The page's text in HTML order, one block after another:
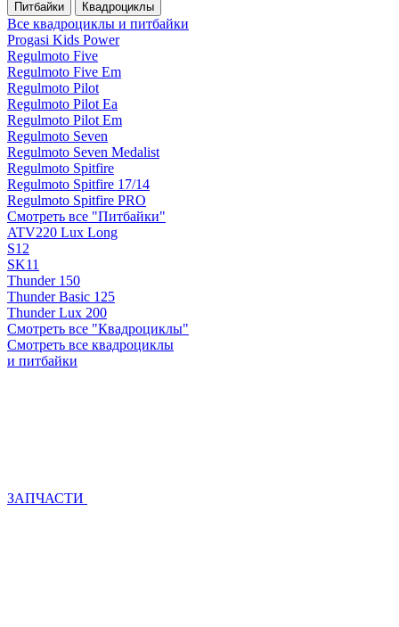
Питбайки Квадроциклы
Все квадроциклы и питбайки
Progasi Kids Power
Regulmoto Five
Regulmoto Five Em
Regulmoto Pilot
Regulmoto Pilot Ea
Regulmoto Pilot Em
Regulmoto Seven
Regulmoto Seven Medalist
Regulmoto Spitfire
Regulmoto Spitfire 17/14
Regulmoto Spitfire PRO
Смотреть все "Питбайки"
ATV220 Lux Long
S12
SK11
Thunder 150
Thunder Basic 125
Thunder Lux 200
Смотреть все "Квадроциклы"
Смотреть все квадроциклы
и питбайки
ЗАПЧАСТИ